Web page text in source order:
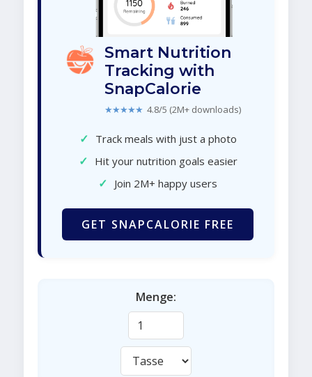
Smart Nutrition
Tracking with
SnapCalorie
★★★★★ 4.8/5 (2M+ downloads)
✓ Track meals with just a photo
✓ Hit your nutrition goals easier
✓ Join 2M+ happy users
GET SNAPCALORIE FREE
Menge: